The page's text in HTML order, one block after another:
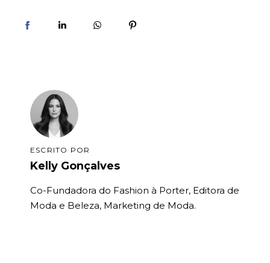
ESCRITO POR
Kelly Gonçalves
Co-Fundadora do Fashion à Porter, Editora de
Moda e Beleza, Marketing de Moda.